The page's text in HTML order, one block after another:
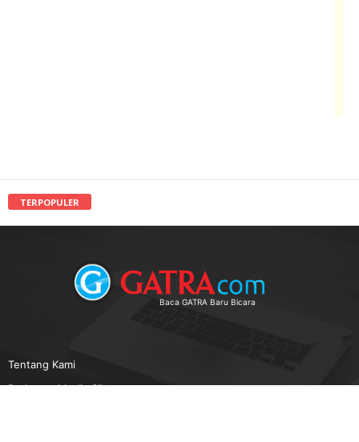
TERPOPULER
Baca GATRA Baru Bicara
Tentang Kami
Pedoman Media Siber